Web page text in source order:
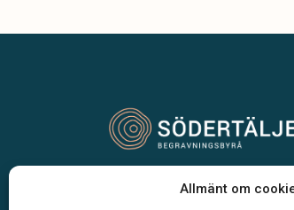
Allmänt om
Vår begravningsbyrå är en del